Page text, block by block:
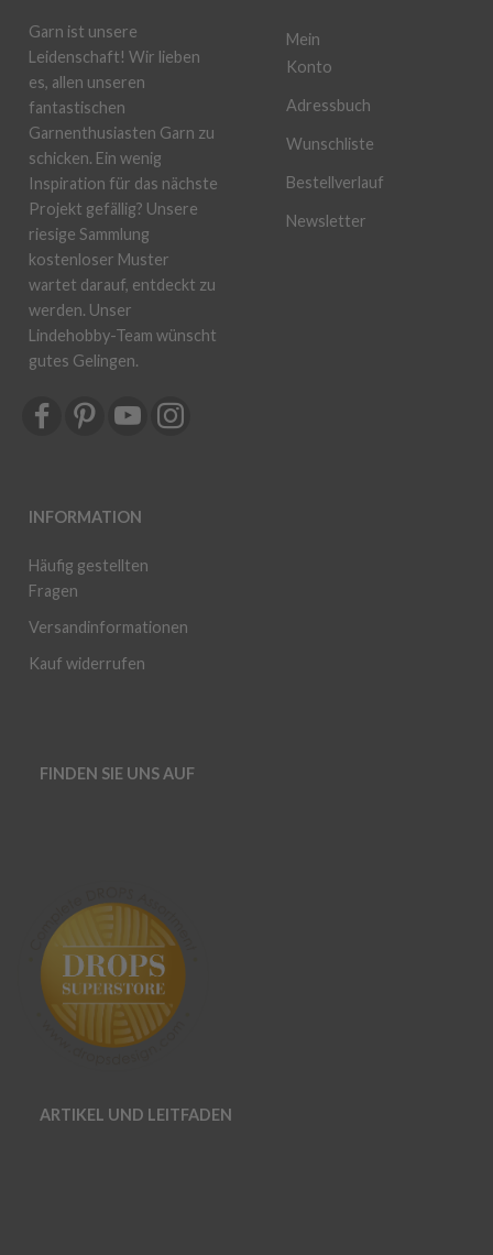
Garn ist unsere
Leidenschaft! Wir lieben
es, allen unseren
fantastischen
Garnenthusiasten Garn zu
schicken. Ein wenig
Inspiration für das nächste
Projekt gefällig? Unsere
riesige Sammlung
kostenloser Muster
wartet darauf, entdeckt zu
werden. Unser
Lindehobby-Team wünscht
gutes Gelingen.
INFORMATION
Häufig gestellten
Fragen
Versandinformationen
Kauf widerrufen
Mein
Konto
Adressbuch
Wunschliste
Bestellverlauf
Newsletter
FINDEN SIE UNS AUF
ARTIKEL UND LEITFADEN